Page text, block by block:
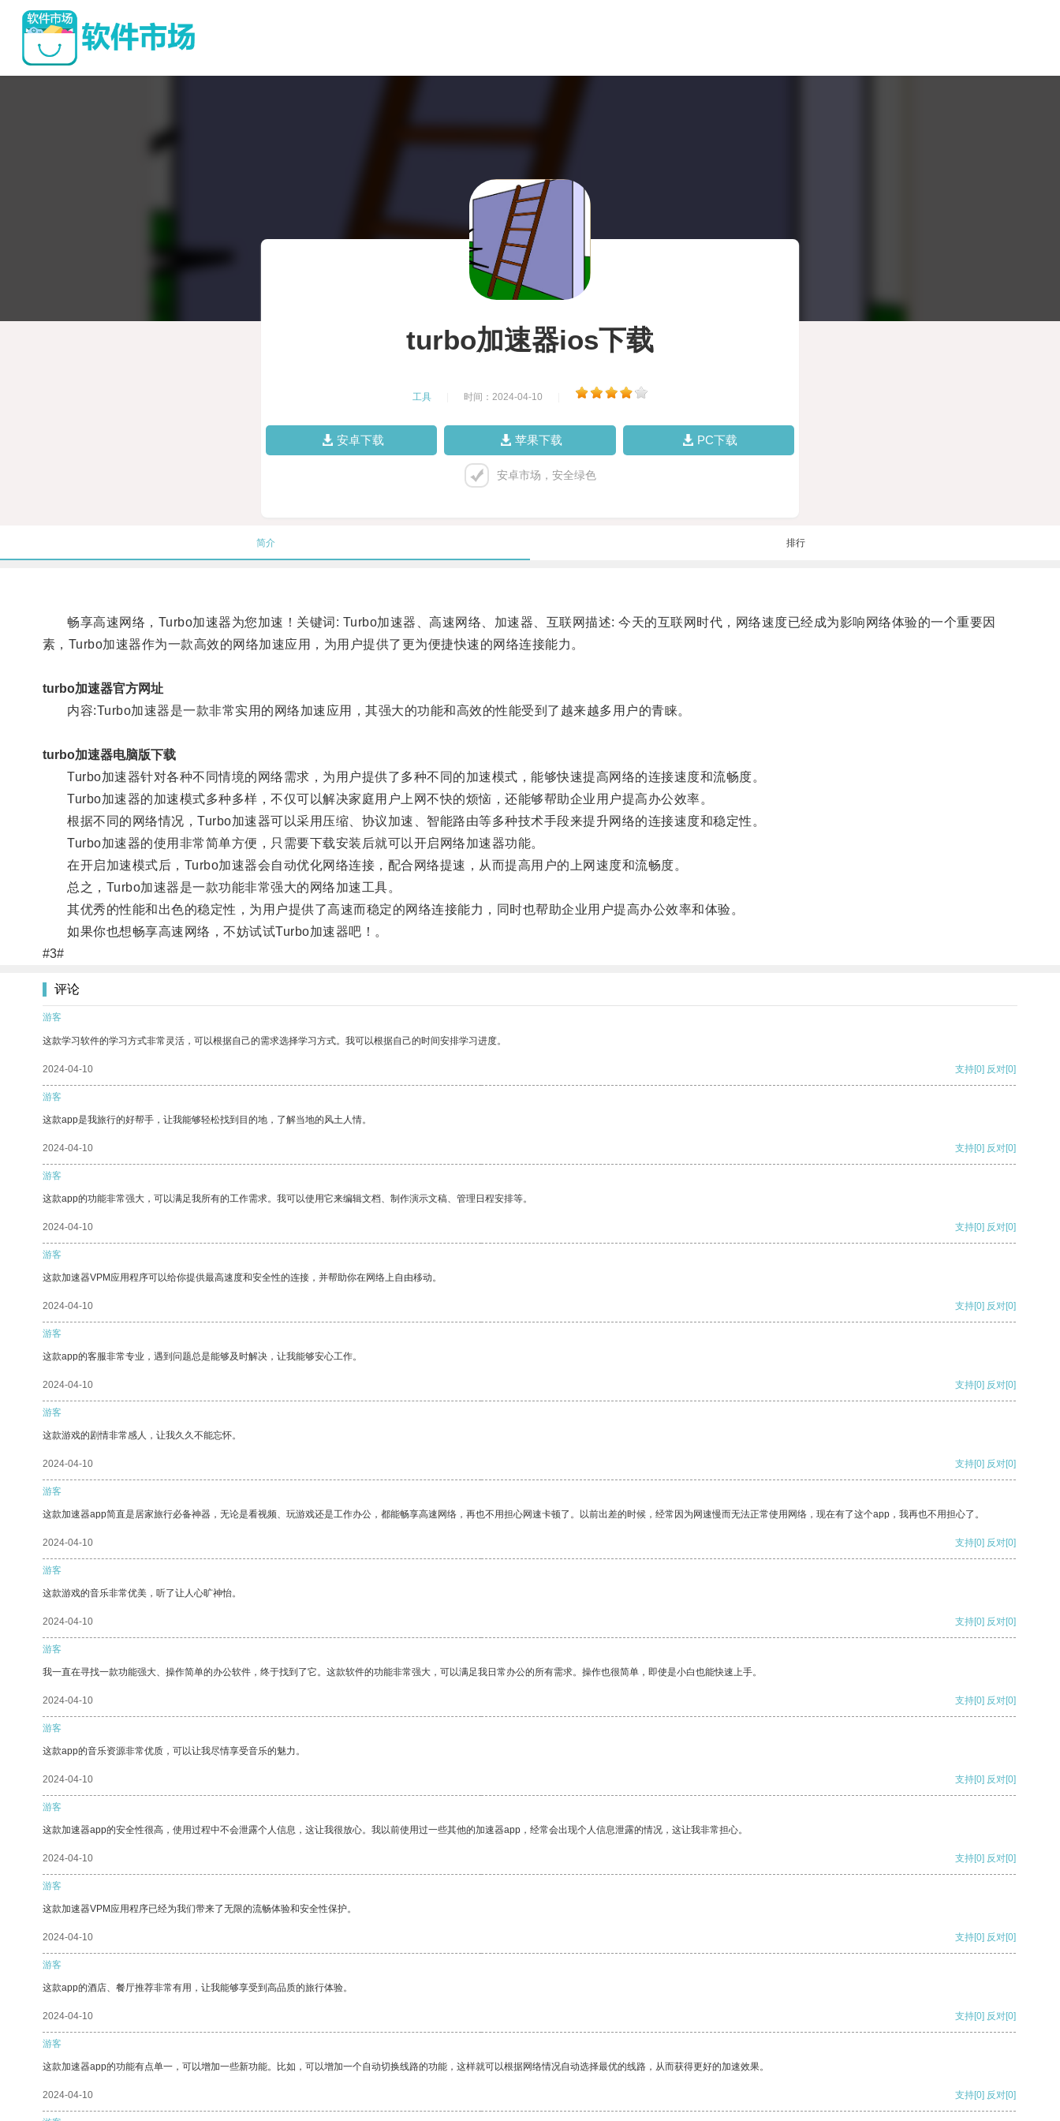
turbo加速器ios下载
工具 时间：2024-04-10
安卓下载 苹果下载 PC下载
安卓市场，安全绿色
简介 排行
畅享高速网络，Turbo加速器为您加速！关键词: Turbo加速器、高速网络、加速器、互联网描述: 今天的互联网时代，网络速度已经成为影响网络体验的一个重要因
素，Turbo加速器作为一款高效的网络加速应用，为用户提供了更为便捷快速的网络连接能力。
turbo加速器官方网址
内容:Turbo加速器是一款非常实用的网络加速应用，其强大的功能和高效的性能受到了越来越多用户的青睐。
turbo加速器电脑版下载
Turbo加速器针对各种不同情境的网络需求，为用户提供了多种不同的加速模式，能够快速提高网络的连接速度和流畅度。
Turbo加速器的加速模式多种多样，不仅可以解决家庭用户上网不快的烦恼，还能够帮助企业用户提高办公效率。
根据不同的网络情况，Turbo加速器可以采用压缩、协议加速、智能路由等多种技术手段来提升网络的连接速度和稳定性。
Turbo加速器的使用非常简单方便，只需要下载安装后就可以开启网络加速器功能。
在开启加速模式后，Turbo加速器会自动优化网络连接，配合网络提速，从而提高用户的上网速度和流畅度。
总之，Turbo加速器是一款功能非常强大的网络加速工具。
其优秀的性能和出色的稳定性，为用户提供了高速而稳定的网络连接能力，同时也帮助企业用户提高办公效率和体验。
如果你也想畅享高速网络，不妨试试Turbo加速器吧！。
#3#
评论
游客
这款学习软件的学习方式非常灵活，可以根据自己的需求选择学习方式。我可以根据自己的时间安排学习进度。
2024-04-10 支持[0] 反对[0]
游客
这款app是我旅行的好帮手，让我能够轻松找到目的地，了解当地的风土人情。
2024-04-10 支持[0] 反对[0]
游客
这款app的功能非常强大，可以满足我所有的工作需求。我可以使用它来编辑文档、制作演示文稿、管理日程安排等。
2024-04-10 支持[0] 反对[0]
游客
这款加速器VPM应用程序可以给你提供最高速度和安全性的连接，并帮助你在网络上自由移动。
2024-04-10 支持[0] 反对[0]
游客
这款app的客服非常专业，遇到问题总是能够及时解决，让我能够安心工作。
2024-04-10 支持[0] 反对[0]
游客
这款游戏的剧情非常感人，让我久久不能忘怀。
2024-04-10 支持[0] 反对[0]
游客
这款加速器app简直是居家旅行必备神器，无论是看视频、玩游戏还是工作办公，都能畅享高速网络，再也不用担心网速卡顿了。以前出差的时候，经常因为网速慢而无法正常使用网络，现在有了这个app，我再也不用担心了。
2024-04-10 支持[0] 反对[0]
游客
这款游戏的音乐非常优美，听了让人心旷神怡。
2024-04-10 支持[0] 反对[0]
游客
我一直在寻找一款功能强大、操作简单的办公软件，终于找到了它。这款软件的功能非常强大，可以满足我日常办公的所有需求。操作也很简单，即使是小白也能快速上手。
2024-04-10 支持[0] 反对[0]
游客
这款app的音乐资源非常优质，可以让我尽情享受音乐的魅力。
2024-04-10 支持[0] 反对[0]
游客
这款加速器app的安全性很高，使用过程中不会泄露个人信息，这让我很放心。我以前使用过一些其他的加速器app，经常会出现个人信息泄露的情况，这让我非常担心。
2024-04-10 支持[0] 反对[0]
游客
这款加速器VPM应用程序已经为我们带来了无限的流畅体验和安全性保护。
2024-04-10 支持[0] 反对[0]
游客
这款app的酒店、餐厅推荐非常有用，让我能够享受到高品质的旅行体验。
2024-04-10 支持[0] 反对[0]
游客
这款加速器app的功能有点单一，可以增加一些新功能。比如，可以增加一个自动切换线路的功能，这样就可以根据网络情况自动选择最优的线路，从而获得更好的加速效果。
2024-04-10 支持[0] 反对[0]